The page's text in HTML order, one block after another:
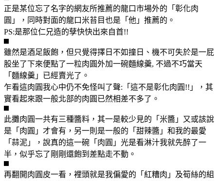
正是某位忘了名字的網友所推薦的龍口市場外的「彰化肉
圓」，同時對面的龍口米苔目也是「他」推薦的。
PS:是那位仁兄造的孽快快出來自首!!
雖然是酒足飯飽，但只覺得擇日不如撞日、機不可失於是一屁
股坐了下來便點了一粒肉圓外加一碗麵線羹, 不過不巧當天
「麵線羹」已經賣光了。
乍看這肉圓我心中仍不免怪叫了聲:「這不是彰化肉圓!!」，其
實看起來跟一般北部的肉圓已然相差不多了。
此攤肉圓一共有三種醬料，其一是較少見的「米醬」又或該說
是「肉圓」才會有，另一則是一般的「甜辣醬」和我的最愛
「蒜泥」，說真的這一碗「肉圓」光是看淋汁我就先醉了一
半，似乎忘了剛剛還飽到差點走不動。
再翻開肉圓皮一看，裡頭就是我偏愛的「紅糟肉」及筍絲的組